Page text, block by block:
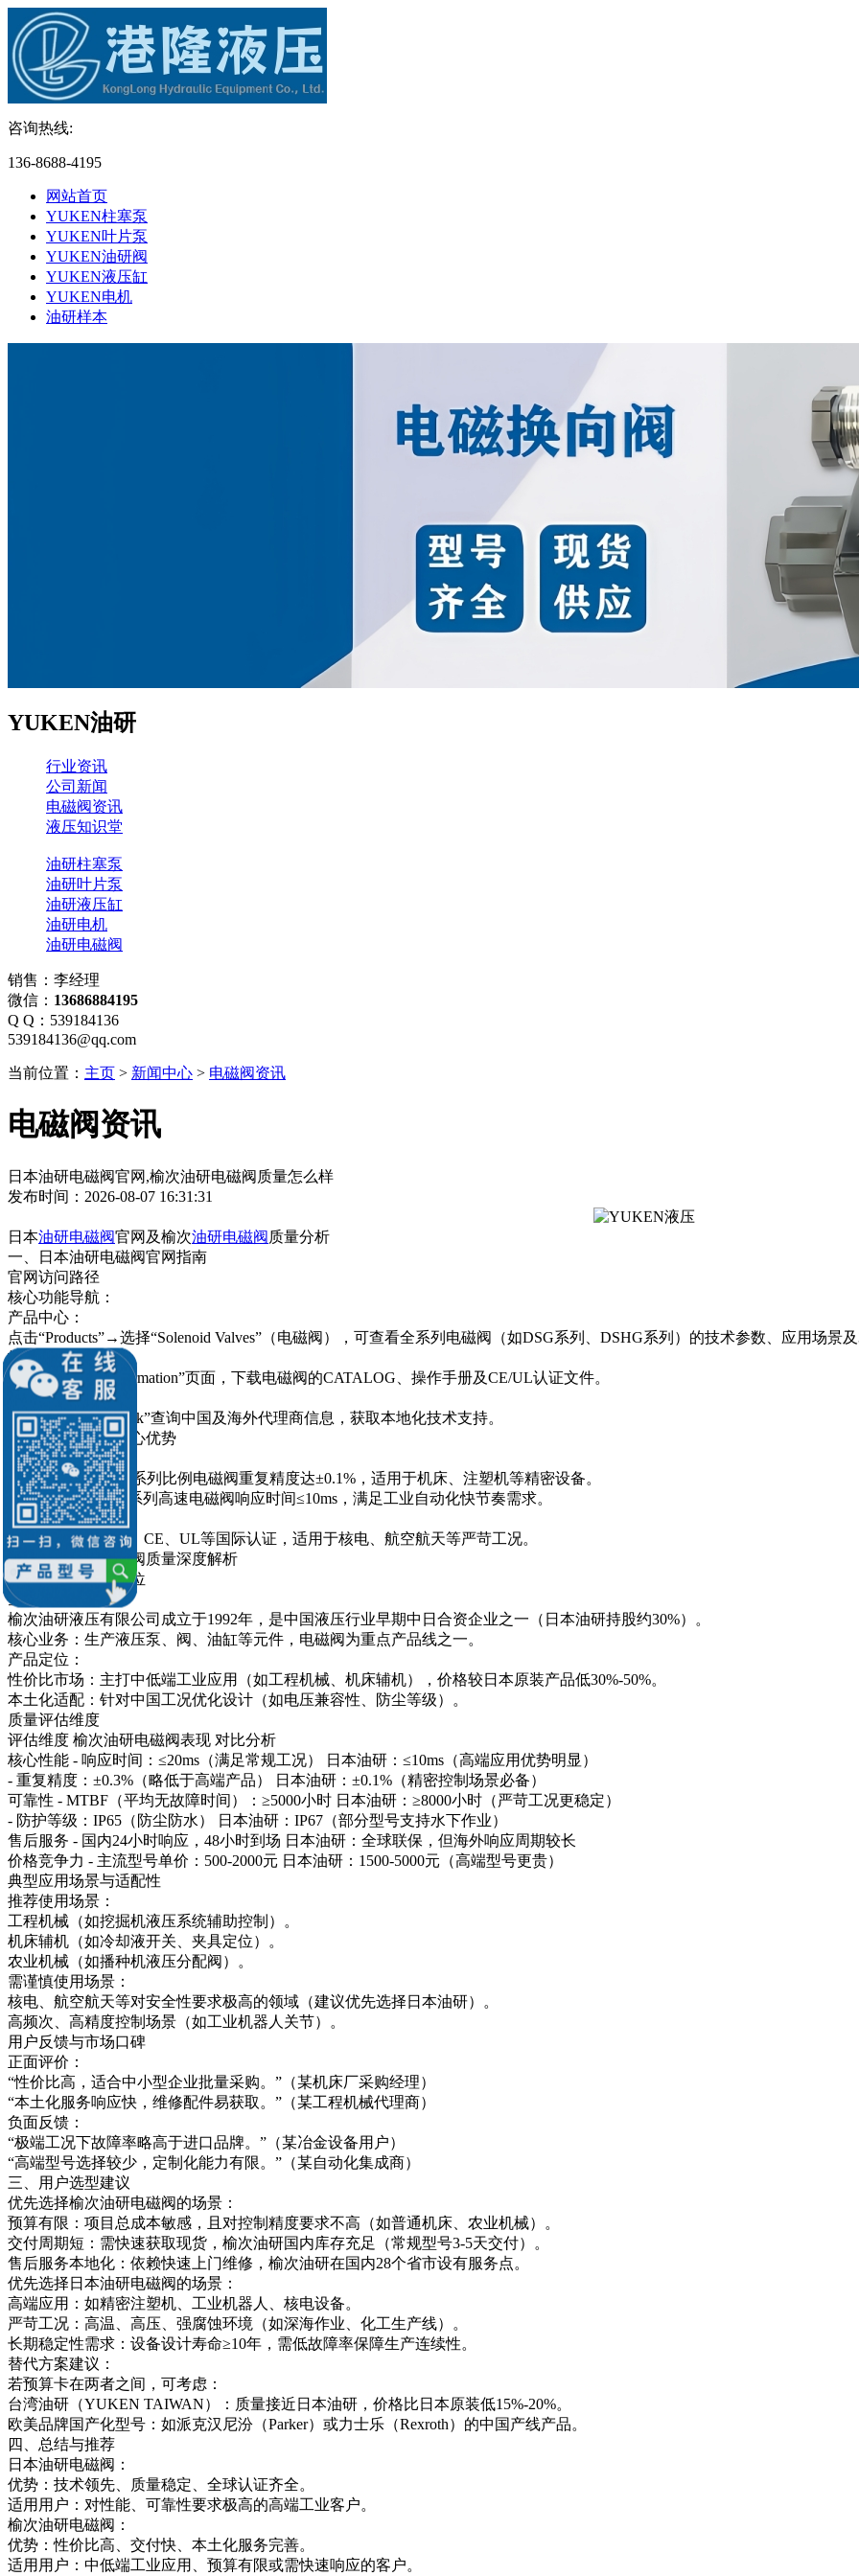
咨询热线:
136-8688-4195
网站首页
YUKEN柱塞泵
YUKEN叶片泵
YUKEN油研阀
YUKEN液压缸
YUKEN电机
油研样本
YUKEN油研
行业资讯
公司新闻
电磁阀资讯
液压知识堂
油研柱塞泵
油研叶片泵
油研液压缸
油研电机
油研电磁阀
销售：李经理
微信： 13686884195
Q Q：539184136
539184136@qq.com
当前位置： 主页 > 新闻中心 > 电磁阀资讯
电磁阀资讯
日本油研电磁阀官网,榆次油研电磁阀质量怎么样
发布时间：2026-08-07 16:31:31
日本油研电磁阀官网及榆次油研电磁阀 质量分析
一、日本油研电磁阀官网指南
官网访问路径
核心功能导航：
产品中心：
点击“Products”→选择“Solenoid Valves”（电磁阀），可查看全系列电磁阀（如DSG系列、DSHG系列）的技术参数、应用场景及
技术文档下载：
进入“Technical Information”页面，下载电磁阀的CATALOG、操作手册及CE/UL认证文件。
全球服务网络：
通过“Global Network”查询中国及海外代理商信息，获取本地化技术支持。
日本油研电磁阀核心优势
技术领先性：
高精度控制：DSG系列比例电磁阀重复精度达±0.1%，适用于机床、注塑机等精密设备。
响应速度：DSHG系列高速电磁阀响应时间≤10ms，满足工业自动化快节奏需求。
质量认证：
产品通过ISO 9001、CE、UL等国际认证，适用于核电、航空航天等严苛工况。
二、榆次油研电磁阀质量深度解析
企业背景与产品定位
企业背景：
榆次油研液压有限公司成立于1992年，是中国液压行业早期中日合资企业之一（日本油研持股约30%）。
核心业务：生产液压泵、阀、油缸等元件，电磁阀为重点产品线之一。
产品定位：
性价比市场：主打中低端工业应用（如工程机械、机床辅机），价格较日本原装产品低30%-50%。
本土化适配：针对中国工况优化设计（如电压兼容性、防尘等级）。
质量评估维度
评估维度 榆次油研电磁阀表现 对比分析
核心性能 - 响应时间：≤20ms（满足常规工况）
日本油研：≤10ms（高端应用优势明显）
- 重复精度：±0.3%（略低于高端产品）
日本油研：±0.1%（精密控制场景必备）
可靠性 - MTBF（平均无故障时间）：≥5000小时 日本油研：≥8000小时（严苛工况更稳定）
- 防护等级：IP65（防尘防水）
日本油研：IP67（部分型号支持水下作业）
售后服务 - 国内24小时响应，48小时到场 日本油研：全球联保，但海外响应周期较长
价格竞争力 - 主流型号单价：500-2000元 日本油研：1500-5000元（高端型号更贵）
典型应用场景与适配性
推荐使用场景：
工程机械（如挖掘机液压系统辅助控制）。
机床辅机（如冷却液开关、夹具定位）。
农业机械（如播种机液压分配阀）。
需谨慎使用场景：
核电、航空航天等对安全性要求极高的领域（建议优先选择日本油研）。
高频次、高精度控制场景（如工业机器人关节）。
用户反馈与市场口碑
正面评价：
“性价比高，适合中小型企业批量采购。”（某机床厂采购经理）
“本土化服务响应快，维修配件易获取。”（某工程机械代理商）
负面反馈：
“极端工况下故障率略高于进口品牌。”（某冶金设备用户）
“高端型号选择较少，定制化能力有限。”（某自动化集成商）
三、用户选型建议
优先选择榆次油研电磁阀的场景：
预算有限：项目总成本敏感，且对控制精度要求不高（如普通机床、农业机械）。
交付周期短：需快速获取现货，榆次油研国内库存充足（常规型号3-5天交付）。
售后服务本地化：依赖快速上门维修，榆次油研在国内28个省市设有服务点。
优先选择日本油研电磁阀的场景：
高端应用：如精密注塑机、工业机器人、核电设备。
严苛工况：高温、高压、强腐蚀环境（如深海作业、化工生产线）。
长期稳定性需求：设备设计寿命≥10年，需低故障率保障生产连续性。
替代方案建议：
若预算卡在两者之间，可考虑：
台湾油研（YUKEN TAIWAN）：质量接近日本油研，价格比日本原装低15%-20%。
欧美品牌国产化型号：如派克汉尼汾（Parker）或力士乐（Rexroth）的中国产线产品。
四、总结与推荐
日本油研电磁阀：
优势：技术领先、质量稳定、全球认证齐全。
适用用户：对性能、可靠性要求极高的高端工业客户。
榆次油研电磁阀：
优势：性价比高、交付快、本土化服务完善。
适用用户：中低端工业应用、预算有限或需快速响应的客户。